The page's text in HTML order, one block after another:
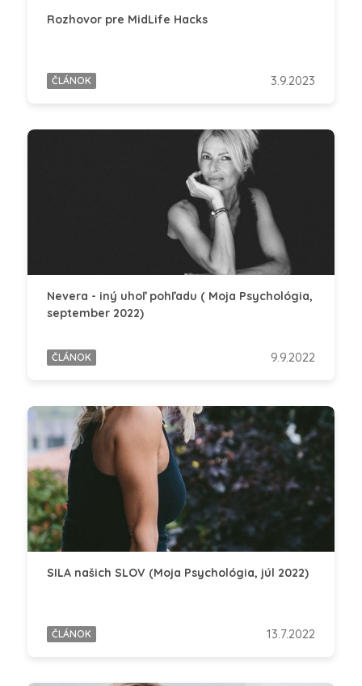
Rozhovor pre MidLife Hacks
ČLÁNOK 3.9.2023
Nevera - iný uhoľ pohľadu ( Moja Psychológia,
september 2022)
ČLÁNOK 9.9.2022
SILA našich SLOV (Moja Psychológia, júl 2022)
ČLÁNOK 13.7.2022